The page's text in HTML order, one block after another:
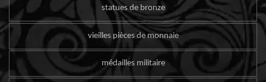
statues de bronze
vieilles pièces de monnaie
médailles militaire